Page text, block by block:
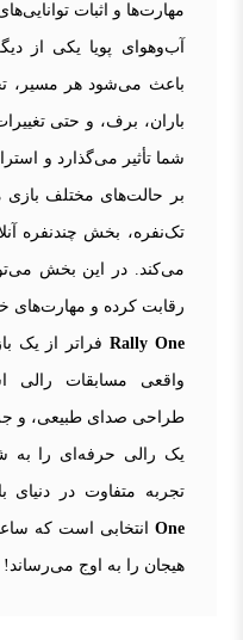
مهارت‌ها و اثبات
آب‌وهوای پویا یکی از
باعث می‌شود هر مسیر،
باران، برف، و حتی
شما تأثیر می‌گذارد و
بر حالت‌های مختلف بازی
تک‌نفره، بخش چندنفره
می‌کند. در این بخش
رقابت کرده و مهارت‌های
Rally One فراتر از یک
واقعی مسابقات رالی
طراحی صدای طبیعی، و
یک رالی حرفه‌ای را به
تجربه متفاوت در دنیای
One انتخابی است که
هیجان را به اوج می‌رساند!